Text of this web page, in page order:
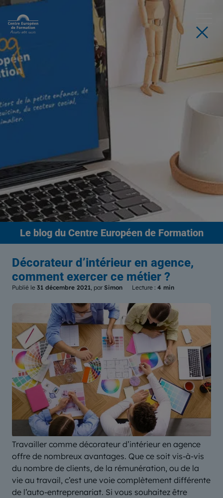
Le blogdu Centre Européen de Formation
Décorateur d’intérieur en agence,
comment exercer ce métier ?
Publié le 31 décembre 2021, par Simon Lecture : 4 min
Travailler comme décorateur d’intérieur en agence
offre de nombreux avantages. Que ce soit vis-à-vis
du nombre de clients, de la rémunération, ou de la
vie au travail, c’est une voie complètement différente
de l’auto-entreprenariat. Si vous souhaitez être